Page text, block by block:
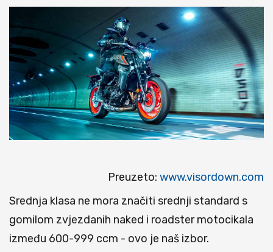
Preuzeto: www.visordown.com
Srednja klasa ne mora značiti srednji standard s
gomilom zvjezdanih naked i roadster motocikala
između 600-999 ccm - ovo je naš izbor.